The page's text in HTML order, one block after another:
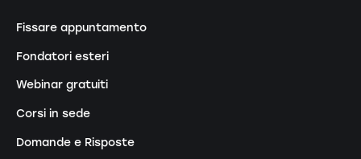
Fissare appuntamento
Fondatori esteri
Webinar gratuiti
Corsi in sede
Domande e Risposte